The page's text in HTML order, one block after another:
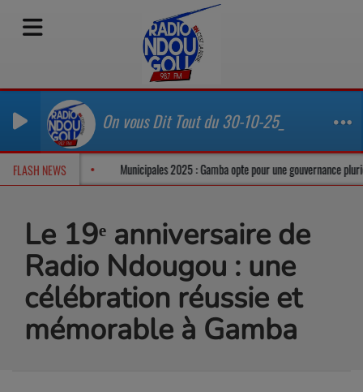
On vous Dit Tout du 30-10-25_
FLASH NEWS
un climat tendu Municipales 2025 : Gamba opte pour une
Le 19ᵉ anniversaire de
Radio Ndougou : une
célébration réussie et
mémorable à Gamba